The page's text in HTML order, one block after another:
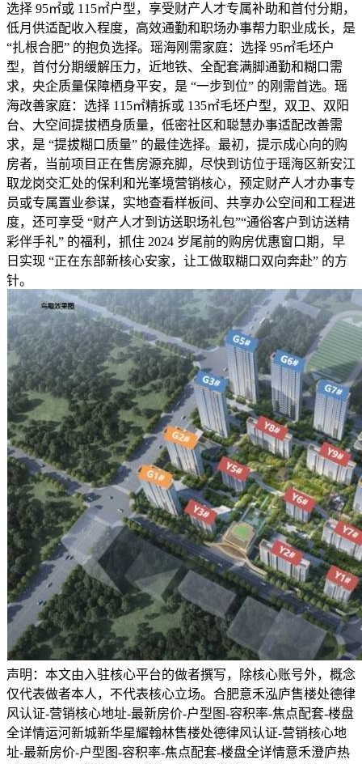
选择 95㎡或 115㎡户型，享受财产人才专属补助和首付分期，
低月供适配收入程度，高效通勤和职场办事帮力职业成长，是
“扎根合肥” 的抱负选择。瑶海刚需家庭：选择 95㎡毛坯户
型，首付分期缓解压力，近地铁、全配套满脚通勤和糊口需
求，央企质量保障栖身平安，是 “一步到位” 的刚需首选。瑶
海改善家庭：选择 115㎡精拆或 135㎡毛坯户型，双卫、双阳
台、大空间提拔栖身质量，低密社区和聪慧办事适配改善需
求，是 “提拔糊口质量” 的最佳选择。最初，提示成心向的购
房者，当前项目正在售房源充脚，尽快到访位于瑶海区新安江
取龙岗交汇处的保利和光峯境营销核心，预定财产人才办事专
员或专属置业参谋，实地查看样板间、共享办公空间和工程进
度，还可享受 “财产人才到访送职场礼包”“通俗客户到访送精
彩伴手礼” 的福利，抓住 2024 岁尾前的购房优惠窗口期，早
日实现 “正在东部新核心安家，让工做取糊口双向奔赴” 的方
针。
声明：本文由入驻核心平台的做者撰写，除核心账号外，概念
仅代表做者本人，不代表核心立场。合肥意禾泓庐售楼处德律
风认证-营销核心地址-最新房价-户型图-容积率-焦点配套-楼盘
全详情运河新城新华星耀翰林售楼处德律风认证-营销核心地
址-最新房价-户型图-容积率-焦点配套-楼盘全详情意禾澄庐热